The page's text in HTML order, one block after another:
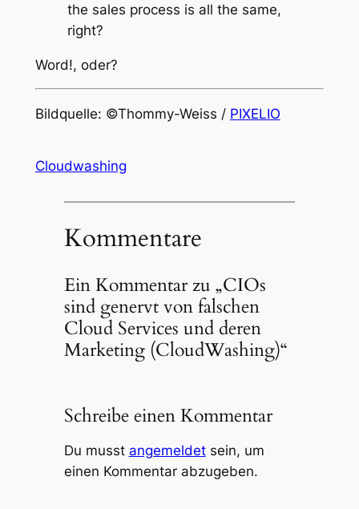
the sales process is all the same,
right?
Word!, oder?
Bildquelle: ©Thommy-Weiss / PIXELIO
Cloudwashing
Kommentare
Ein Kommentar zu „CIOs
sind genervt von falschen
Cloud Services und deren
Marketing (CloudWashing)“
Schreibe einen Kommentar
Du musst angemeldetsein, um
einen Kommentar abzugeben.